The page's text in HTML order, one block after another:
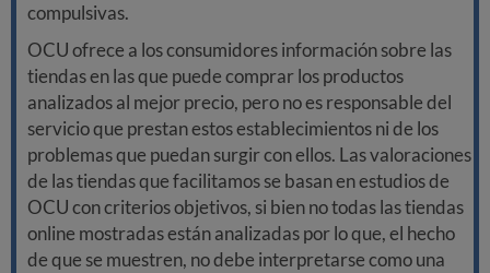
compulsivas.
OCU ofrece a los consumidores información sobre las
tiendas en las que puede comprar los productos
analizados al mejor precio, pero no es responsable del
servicio que prestan estos establecimientos ni de los
problemas que puedan surgir con ellos. Las valoraciones
de las tiendas que facilitamos se basan en estudios de
OCU con criterios objetivos, si bien no todas las tiendas
online mostradas están analizadas por lo que, el hecho
de que se muestren, no debe interpretarse como una